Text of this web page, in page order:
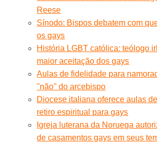
Reese
Sínodo: Bispos debatem com
os gays
História LGBT católica: teólogo
maior aceitação dos gays
Aulas de fidelidade para
''não'' do arcebispo
Diocese italiana oferece aulas
retiro espiritual para gays
Igreja luterana da Noruega
de casamentos gays em seus